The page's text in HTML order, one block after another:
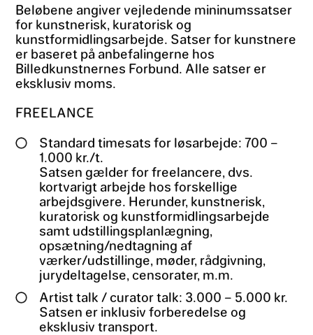
Beløbene angiver vejledende mininumssatser
for kunstnerisk, kuratorisk og
kunstformidlingsarbejde. Satser for kunstnere
er baseret på anbefalingerne hos
Billedkunstnernes Forbund. Alle satser er
eksklusiv moms.
FREELANCE
Standard timesats for løsarbejde: 700 –
1.000 kr./t.
Satsen gælder for freelancere, dvs.
kortvarigt arbejde hos forskellige
arbejdsgivere. Herunder, kunstnerisk,
kuratorisk og kunstformidlingsarbejde
samt udstillingsplanlægning,
opsætning/nedtagning af
værker/udstillinge, møder, rådgivning,
jurydeltagelse, censorater, m.m.
Artist talk / curator talk: 3.000 – 5.000 kr.
Satsen er inklusiv forberedelse og
eksklusiv transport.